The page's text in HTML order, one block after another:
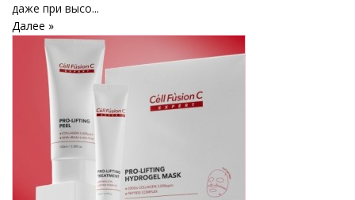
даже при высо...
Далее »